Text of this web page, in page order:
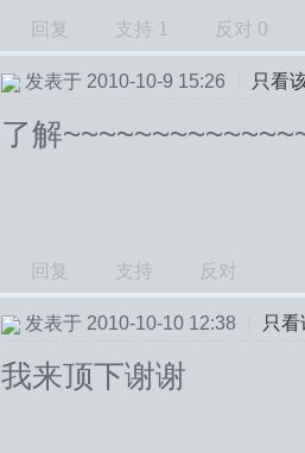
回复 支持 1 反对 0
发表于 2010-10-9 15:26 只看
了解
回复 支持 反对
发表于 2010-10-10 12:38 只
我来顶下谢谢